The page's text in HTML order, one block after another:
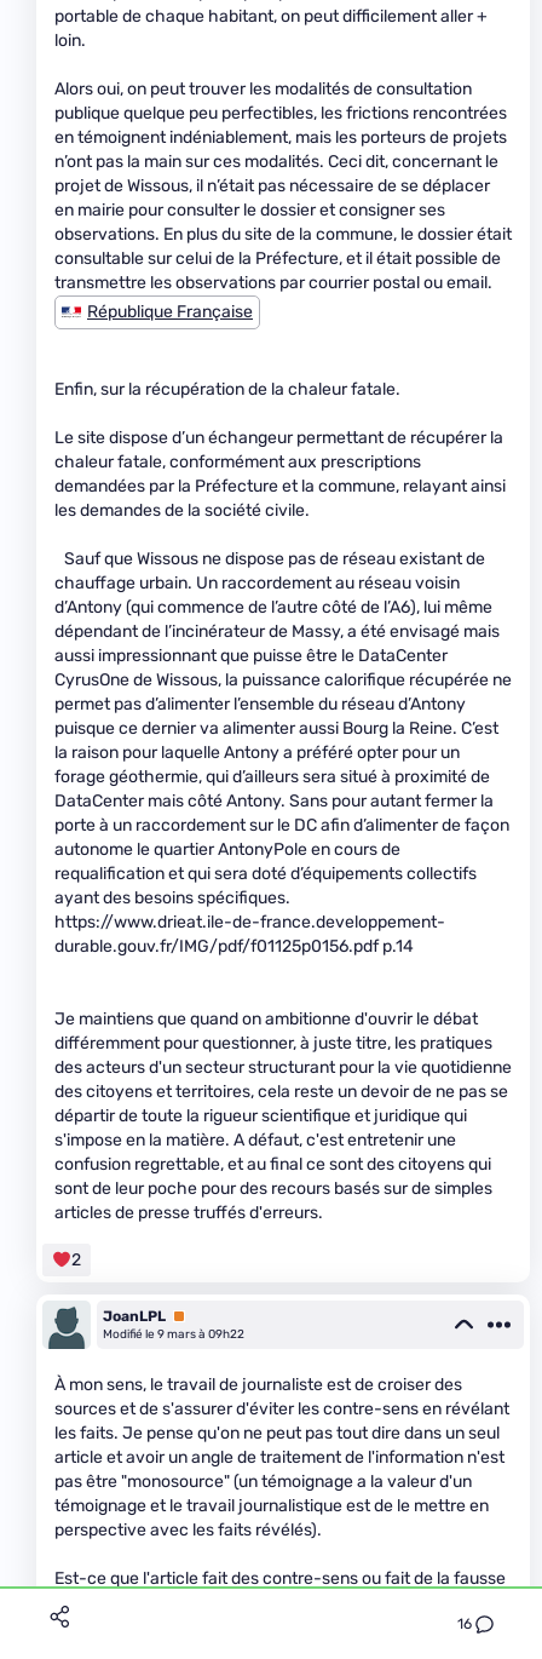
16
portable de chaque habitant, on peut difficilement aller +
loin.
Alors oui, on peut trouver les modalités de consultation
publique quelque peu perfectibles, les frictions rencontrées
en témoignent indéniablement, mais les porteurs de projets
n’ont pas la main sur ces modalités. Ceci dit, concernant le
projet de Wissous, il n’était pas nécessaire de se déplacer
en mairie pour consulter le dossier et consigner ses
observations. En plus du site de la commune, le dossier était
consultable sur celui de la Préfecture, et il était possible de
transmettre les observations par courrier postal ou email.
République Française
Enfin, sur la récupération de la chaleur fatale.
Le site dispose d’un échangeur permettant de récupérer la
chaleur fatale, conformément aux prescriptions
demandées par la Préfecture et la commune, relayant ainsi
les demandes de la société civile.
Sauf que Wissous ne dispose pas de réseau existant de
chauffage urbain. Un raccordement au réseau voisin
d’Antony (qui commence de l’autre côté de l’A6), lui même
dépendant de l’incinérateur de Massy, a été envisagé mais
aussi impressionnant que puisse être le DataCenter
CyrusOne de Wissous, la puissance calorifique récupérée ne
permet pas d’alimenter l’ensemble du réseau d’Antony
puisque ce dernier va alimenter aussi Bourg la Reine. C’est
la raison pour laquelle Antony a préféré opter pour un
forage géothermie, qui d’ailleurs sera situé à proximité de
DataCenter mais côté Antony. Sans pour autant fermer la
porte à un raccordement sur le DC afin d’alimenter de façon
autonome le quartier AntonyPole en cours de
requalification et qui sera doté d’équipements collectifs
ayant des besoins spécifiques.
https://www.drieat.ile-de-france.developpement-
durable.gouv.fr/IMG/pdf/f01125p0156.pdf p.14
Je maintiens que quand on ambitionne d'ouvrir le débat
différemment pour questionner, à juste titre, les pratiques
des acteurs d'un secteur structurant pour la vie quotidienne
des citoyens et territoires, cela reste un devoir de ne pas se
départir de toute la rigueur scientifique et juridique qui
s'impose en la matière. A défaut, c'est entretenir une
confusion regrettable, et au final ce sont des citoyens qui
sont de leur poche pour des recours basés sur de simples
articles de presse truffés d'erreurs.
2
JoanLPL Premium
Modifié le 9 mars à 09h22
À mon sens, le travail de journaliste est de croiser des
sources et de s'assurer d'éviter les contre-sens en révélant
les faits. Je pense qu'on ne peut pas tout dire dans un seul
article et avoir un angle de traitement de l'information n'est
pas être "monosource" (un témoignage a la valeur d'un
témoignage et le travail journalistique est de le mettre en
perspective avec les faits révélés).
Est-ce que l'article fait des contre-sens ou fait de la fausse
information ? Je n'en ai pas l'impression pour ma part. BTW
un article de presse n'est pas un rapport scientifique. Un